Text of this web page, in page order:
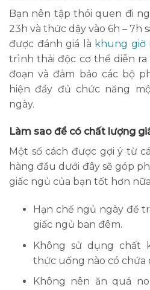
Bạn nên tập thói quen đi
23h và thức dậy vào 6h – 7h
được đánh giá là khung
trình thải độc cơ thể diễn
đoạn và đảm bảo các bộ
hiện đầy đủ chức năng
ngày.
Làm sao để có chất lượng
Một số cách được gợi ý từ
hàng đầu dưới đây sẽ góp
giấc ngủ của bạn tốt hơn
Hạn chế ngủ ngày để
giấc ngủ ban đêm.
Không sử dụng chất
thức uống nào có chứa
Không nên ăn quá